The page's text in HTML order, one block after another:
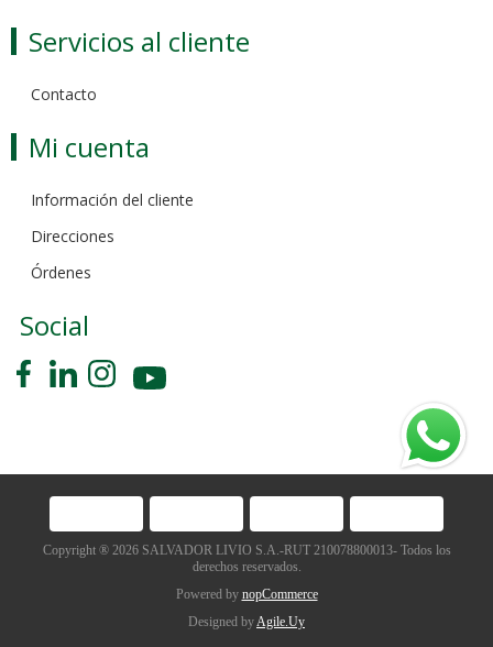
Servicios al cliente
Contacto
Mi cuenta
Información del cliente
Direcciones
Órdenes
Social
Copyright ® 2026 SALVADOR LIVIO S.A.-RUT 210078800013- Todos los
derechos reservados.
Powered by nopCommerce
Designed byAgile.Uy